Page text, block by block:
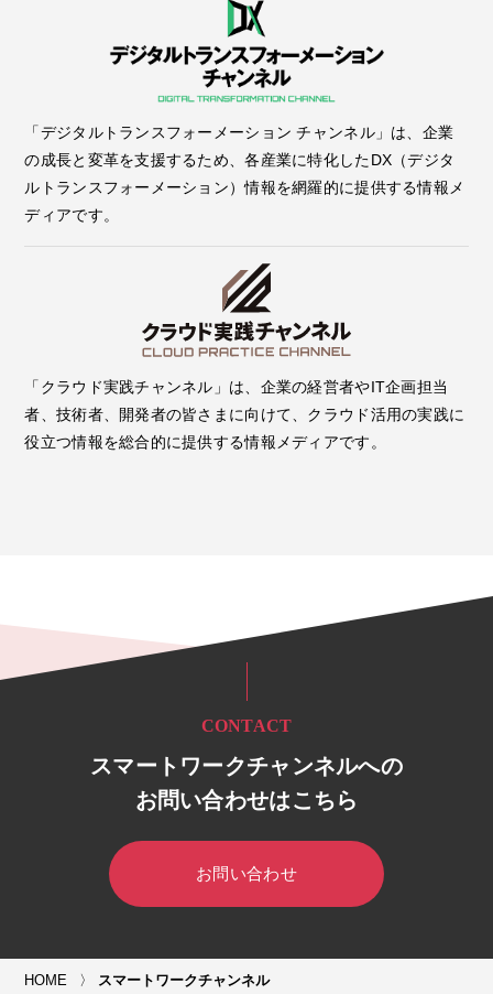
HOME スマートワークチャンネル
「デジタルトランスフォーメーション チャンネル」は、企業
の成長と変革を支援するため、各産業に特化したDX（デジタ
ルトランスフォーメーション）情報を網羅的に提供する情報メ
ディアです。
「クラウド実践チャンネル」は、企業の経営者やIT企画担当
者、技術者、開発者の皆さまに向けて、クラウド活用の実践に
役立つ情報を総合的に提供する情報メディアです。
CONTACT
スマートワークチャンネルへの
お問い合わせはこちら
お問い合わせ